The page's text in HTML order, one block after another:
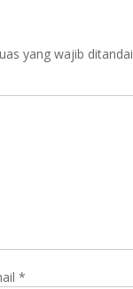
yang wajib ditandai
*